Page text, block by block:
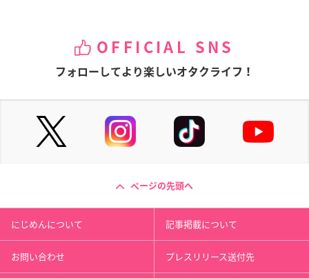
OFFICIAL SNS
フォローしてより楽しいオタクライフ！
ページの先頭へ
にじめんについて 記事掲載について
お問い合わせ プレスリリース送付先